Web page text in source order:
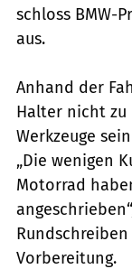
schloss BMW-
aus.
Anhand der
Halter nicht
Werkzeuge
„Die wenigen
Motorrad
Vorbereitung.